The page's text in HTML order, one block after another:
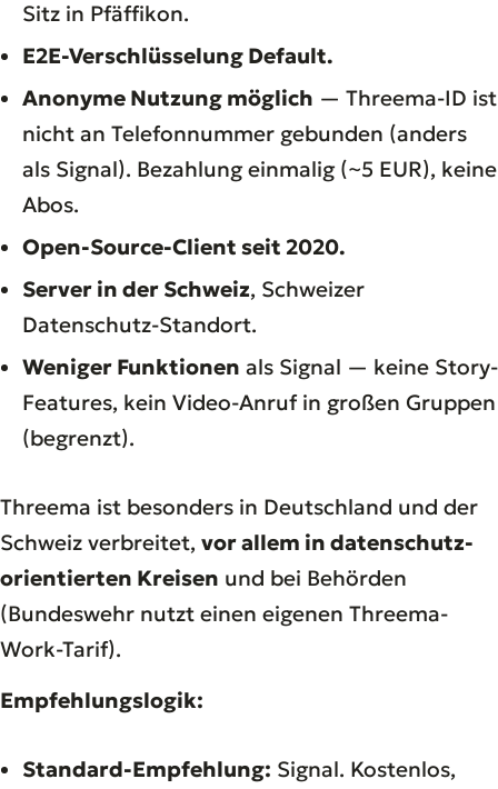
Sitz in Pfäffikon.
E2E-Verschlüsselung Default.
Anonyme Nutzung möglich — Threema-ID ist
nicht an Telefonnummer gebunden (anders
als Signal). Bezahlung einmalig (~5 EUR), keine
Abos.
Open-Source-Client seit 2020.
Server in der Schweiz, Schweizer
Datenschutz-Standort.
Weniger Funktionen als Signal — keine Story-
Features, kein Video-Anruf in großen Gruppen
(begrenzt).
Threema ist besonders in Deutschland und der
Schweiz verbreitet, vor allem in datenschutz-
orientierten Kreisen und bei Behörden
(Bundeswehr nutzt einen eigenen Threema-
Work-Tarif).
Empfehlungslogik:
Standard-Empfehlung: Signal. Kostenlos,